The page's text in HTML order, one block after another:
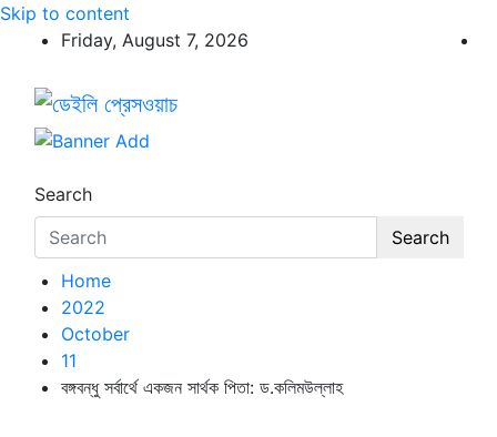
Skip to content
Friday, August 7, 2026
ডেইলি প্রেসওয়াচ
ডেইলি প্রেসওয়াচ মুক্তিযুদ্ধের চেতনায় উদ্বুদ্ধ মুখপত্র
Search
Search
Home
2022
October
11
বঙ্গবন্ধু সর্বার্থে একজন সার্থক পিতা: ড.কলিমউল্লাহ